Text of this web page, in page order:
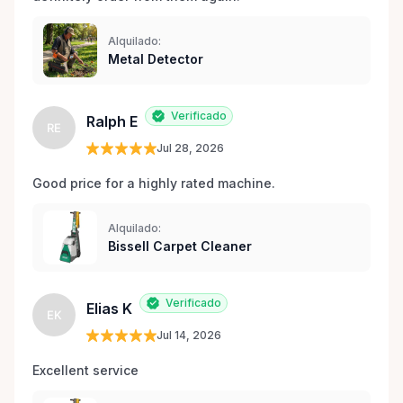
Alquilado:
Metal Detector
RE Ralph E Verificado
Jul 28, 2026
Good price for a highly rated machine.
Alquilado:
Bissell Carpet Cleaner
EK Elias K Verificado
Jul 14, 2026
Excellent service